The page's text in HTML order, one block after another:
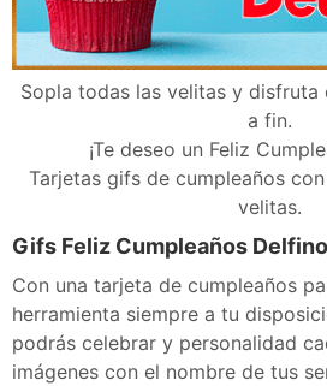
Sopla todas las velitas y
a fin.
¡Te deseo un Feliz
Tarjetas gifs de cumpleaños
velitas.
Gifs Feliz Cumpleaños Delfino
Con una tarjeta de cumpleaños
herramienta siempre a tu
podrás celebrar y personalidad
imágenes con el nombre de tus